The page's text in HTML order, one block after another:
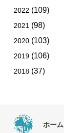
2022 (109)
2021 (98)
2020 (103)
2019 (106)
2018 (37)
ホーム